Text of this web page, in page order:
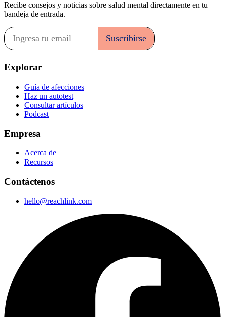
Recibe consejos y noticias sobre salud mental directamente en tu
bandeja de entrada.
Explorar
Guía de afecciones
Haz un autotest
Consultar artículos
Podcast
Empresa
Acerca de
Recursos
Contáctenos
hello@reachlink.com